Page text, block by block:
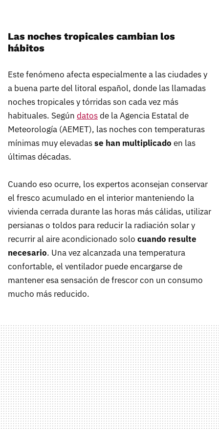
Las noches tropicales cambian los
hábitos
Este fenómeno afecta especialmente a las ciudades y
a buena parte del litoral español, donde las llamadas
noches tropicales y tórridas son cada vez más
habituales. Según datosde la Agencia Estatal de
Meteorología (AEMET), las noches con temperaturas
mínimas muy elevadasse han multiplicado en las
últimas décadas.
Cuando eso ocurre, los expertos aconsejan conservar
el fresco acumulado en el interior manteniendo la
vivienda cerrada durante las horas más cálidas, utilizar
persianas o toldos para reducir la radiación solar y
recurrir al aire acondicionado solo cuando resulte
necesario. Una vez alcanzada una temperatura
confortable, el ventilador puede encargarse de
mantener esa sensación de frescor con un consumo
mucho más reducido.